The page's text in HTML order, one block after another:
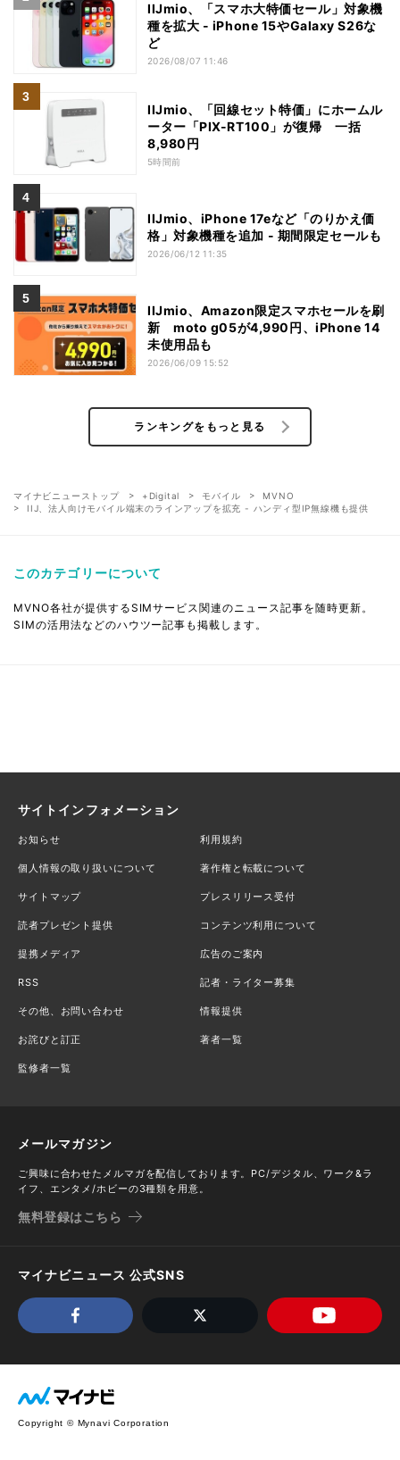
IIJmio、「スマホ大特価セール」対象機
種を拡大 - iPhone 15やGalaxy S26な
ど
2026/08/07 11:46
IIJmio、「回線セット特価」にホームル
ーター「PIX-RT100」が復帰 一括
8,980円
5時間前
IIJmio、iPhone 17eなど「のりかえ価
格」対象機種を追加 - 期間限定セールも
2026/06/12 11:35
IIJmio、Amazon限定スマホセールを刷
新 moto g05が4,990円、iPhone 14
未使用品も
2026/06/09 15:52
ランキングをもっと見る
マイナビニューストップ +Digital モバイル
MVNO
IIJ、法人向けモバイル端末のラインアップを拡充 - ハンディ型IP無線機も提供
このカテゴリーについて
MVNO各社が提供するSIMサービス関連のニュース記事を随時更新。
SIMの活用法などのハウツー記事も掲載します。
サイトインフォメーション
お知らせ 利用規約
個人情報の取り扱いについて 著作権と転載について
サイトマップ プレスリリース受付
読者プレゼント提供 コンテンツ利用について
提携メディア 広告のご案内
RSS 記者・ライター募集
その他、お問い合わせ 情報提供
お詫びと訂正 著者一覧
監修者一覧
メールマガジン
ご興味に合わせたメルマガを配信しております。PC/デジタル、ワーク&ラ
イフ、エンタメ/ホビーの3種類を用意。
無料登録はこちら
マイナビニュース 公式SNS
Copyright © Mynavi Corporation